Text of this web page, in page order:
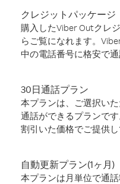
クレジットパッケージ
購入したViber Outクレ
らご覧になれます。
中の電話番号に格安で通
30日通話プラン
本プランは、ご選択い
通話ができるプランで
割引いた価格でご提供し
自動更新プラン(1ヶ月)
本プランは月単位で通